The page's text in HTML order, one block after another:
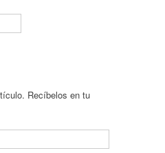
Recíbelos en tu